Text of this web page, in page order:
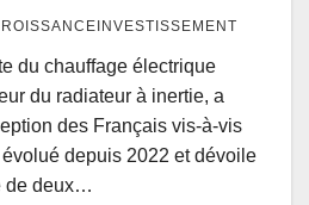
du chauffage électrique
du radiateur à inertie, a
des Français vis-à-vis
depuis 2022 et dévoile
de deux…